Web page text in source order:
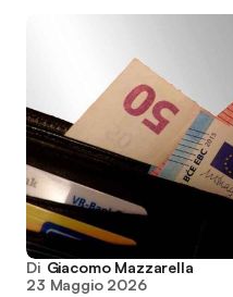
Di Giacomo Mazzarella
23 Maggio 2026